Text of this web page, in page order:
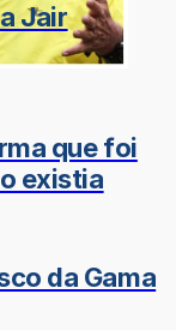
Jair
que foi
existia
da Gama